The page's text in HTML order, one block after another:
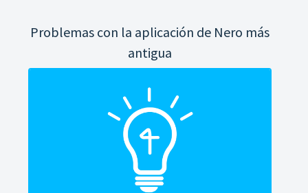
Problemas con la aplicación de Nero más
antigua